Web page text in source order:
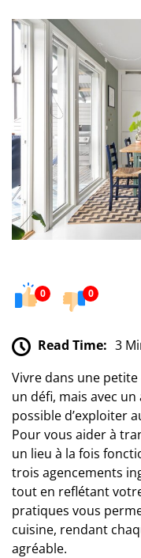
0 0
Read Time: 3
Vivre dans une
un défi, mais avec
possible d’exploiter
Pour vous aider à
un lieu à la fois
trois agencements
tout en reflétant
pratiques vous
cuisine, rendant
agréable.